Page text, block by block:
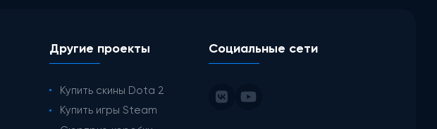
Другие проекты
Купить скины Dota 2
Купить игры Steam
Социальные сети